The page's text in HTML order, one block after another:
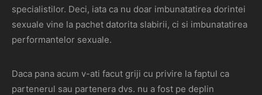
specialistilor. Deci, iata ca nu doar imbunatatirea dorintei
sexuale vine la pachet datorita slabirii, ci si imbunatatirea
performantelor sexuale.
Daca pana acum v-ati facut griji cu privire la faptul ca
partenerul sau partenera dvs. nu a fost pe deplin